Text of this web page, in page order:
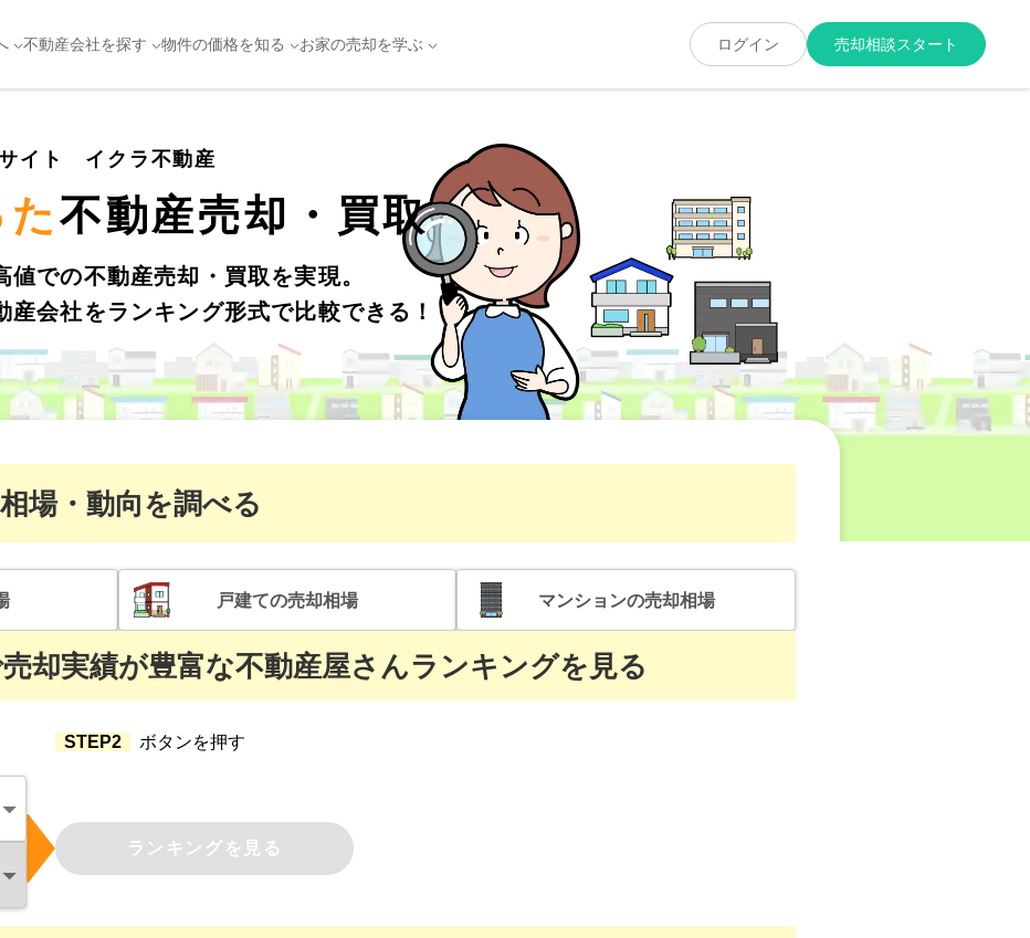
不動産会社を探す 物件の価格を知る お家の売却を学ぶ ログイン 売却相談スタート
イト イクラ不動産
不動産売却・買取
での不動産売却・買取を実現。
会社をランキング形式で比較できる！
場・動向を調べる
戸建ての売却相場 マンションの売却相場
売却実績が豊富な不動産屋さんランキングを見る
STEP2 ボタンを押す
ランキングを見る